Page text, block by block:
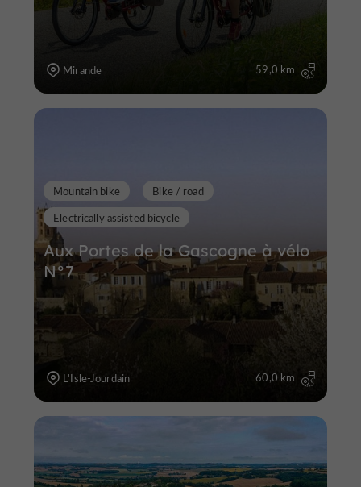
Mirande 59,0 km
Aux Portes de la Gascogne à vélo
N°7
Mountain bike
Bike / road
Electrically assisted bicycle
L'Isle-Jourdain 60,0 km